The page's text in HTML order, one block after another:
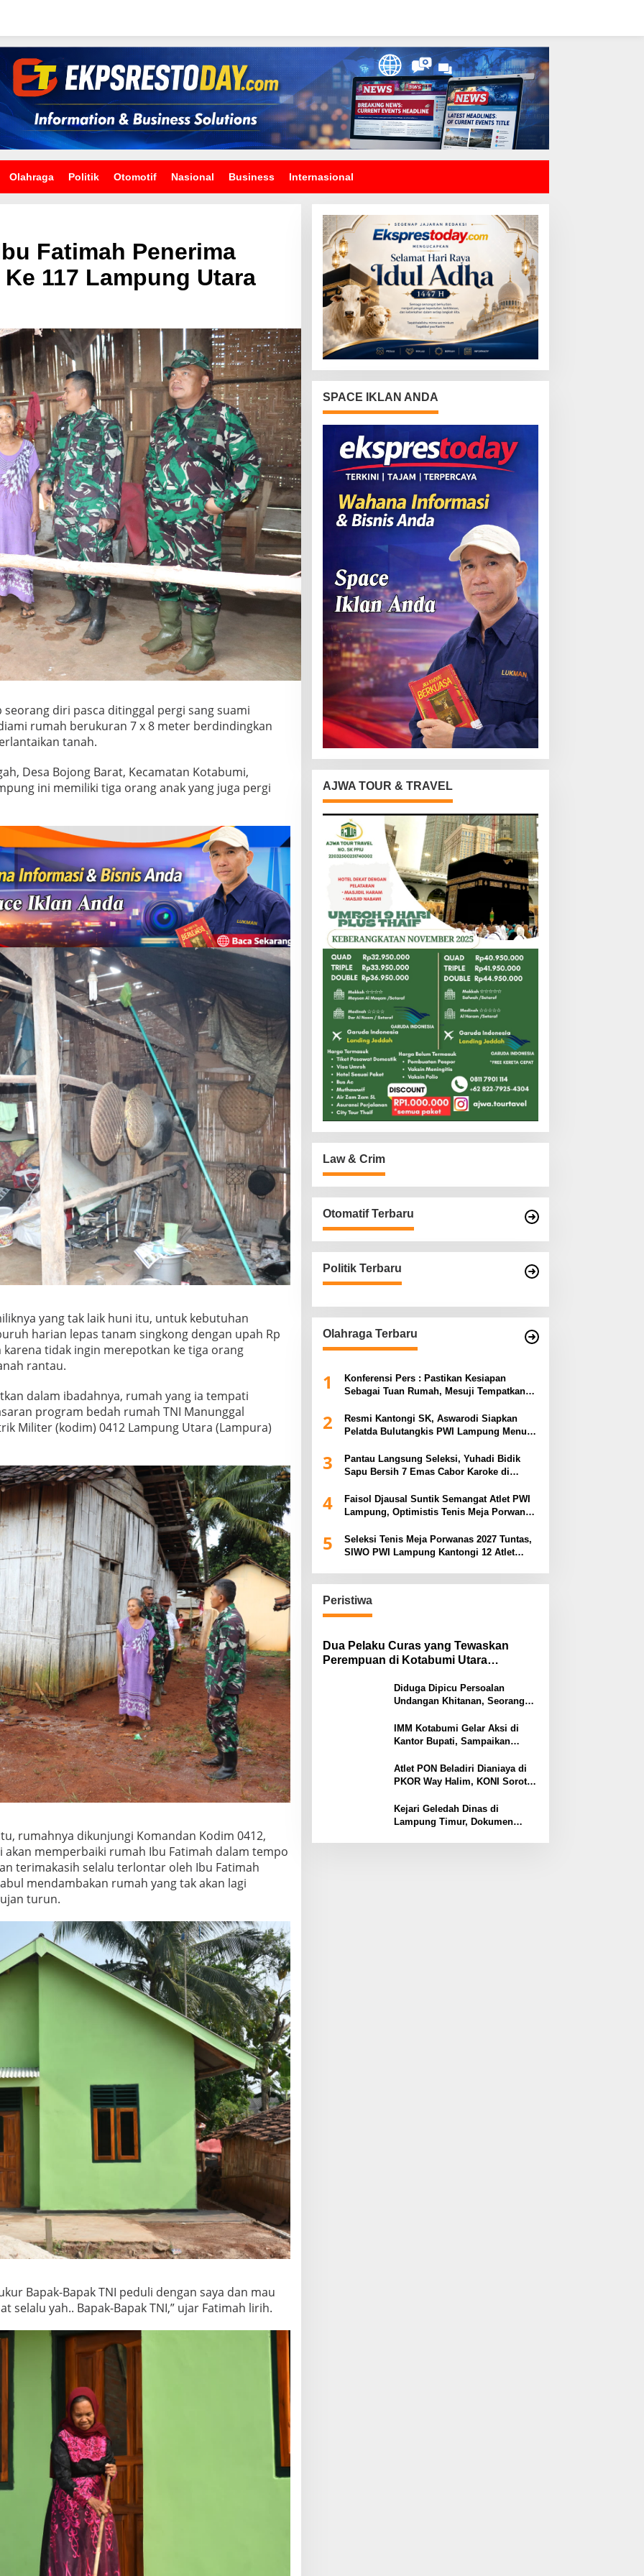
Olahraga Politik Otomotif Nasional Business Internasional
Fatimah Penerima
117 Lampung Utara
diri pasca ditinggal pergi sang suami
rumah berukuran 7 x 8 meter berdindingkan
tanah.
Desa Bojong Barat, Kecamatan Kotabumi,
ini memiliki tiga orang anak yang juga pergi
yang tak laik huni itu, untuk kebutuhan
harian lepas tanam singkong dengan upah Rp
tidak ingin merepotkan ke tiga orang
rantau.
dalam ibadahnya, rumah yang ia tempati
program bedah rumah TNI Manunggal
Militer (kodim) 0412 Lampung Utara (Lampura)
rumahnya dikunjungi Komandan Kodim 0412,
akan memperbaiki rumah Ibu Fatimah dalam tempo
terimakasih selalu terlontar oleh Ibu Fatimah
mendambakan rumah yang tak akan lagi
turun.
Bapak-Bapak TNI peduli dengan saya dan mau
selalu yah.. Bapak-Bapak TNI,” ujar Fatimah lirih.
SPACE IKLAN ANDA
AJWA TOUR & TRAVEL
Law & Crim
Otomatif Terbaru
Politik Terbaru
Olahraga Terbaru
1
Konferensi Pers : Pastikan Kesiapan
Sebagai Tuan Rumah, Mesuji Tempatkan
Piala Gubernur Lampung
2
Resmi Kantongi SK, Aswarodi Siapkan
Pelatda Bulutangkis PWI Lampung Menuju
3
Pantau Langsung Seleksi, Yuhadi Bidik
Sapu Bersih 7 Emas Cabor Karoke di
4
Faisol Djausal Suntik Semangat Atlet PWI
Lampung, Optimistis Tenis Meja Porwanas
5
Seleksi Tenis Meja Porwanas 2027 Tuntas,
SIWO PWI Lampung Kantongi 12 Atlet
Peristiwa
Dua Pelaku Curas yang Tewaskan
Perempuan di Kotabumi Utara
Diduga Dipicu Persoalan
Undangan Khitanan, Seorang
Tertembak
IMM Kotabumi Gelar Aksi di
Kantor Bupati, Sampaikan
Pemkab Lampung Utara
Atlet PON Beladiri Dianiaya di
PKOR Way Halim, KONI Soroti
Kawasan
Kejari Geledah Dinas di
Lampung Timur, Dokumen